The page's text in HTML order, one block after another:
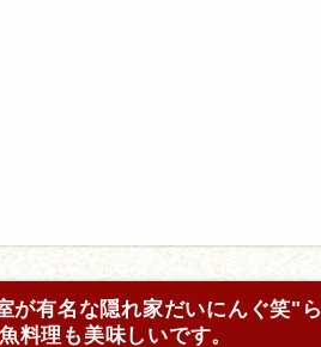
が有名な隠れ家だいにんぐ笑"ら
料理も美味しいです。